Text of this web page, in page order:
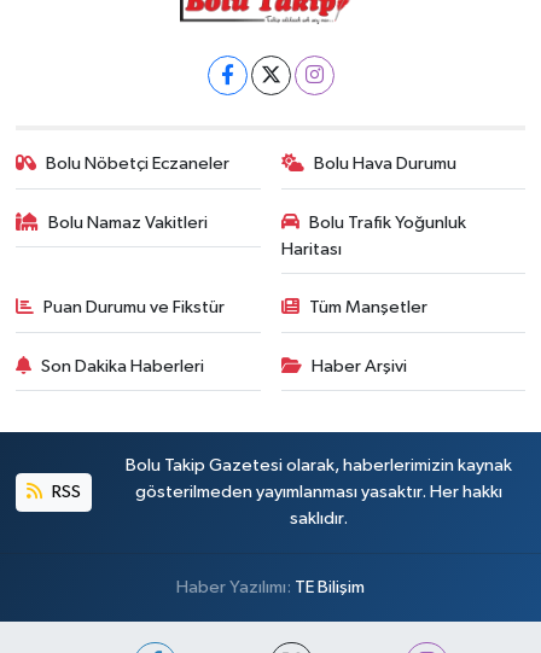
Bolu Nöbetçi Eczaneler Bolu Hava Durumu
Bolu Namaz Vakitleri
Bolu Trafik Yoğunluk
Haritası
Puan Durumu ve Fikstür Tüm Manşetler
Son Dakika Haberleri Haber Arşivi
RSS
Bolu Takip Gazetesi olarak, haberlerimizin kaynak
gösterilmeden yayımlanması yasaktır. Her hakkı
saklıdır.
Haber Yazılımı: TE Bilişim